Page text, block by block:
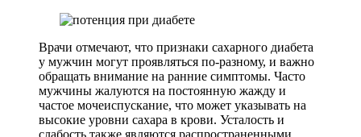
Врачи отмечают, что признаки сахарного диабета
у мужчин могут проявляться по-разному, и важно
обращать внимание на ранние симптомы. Часто
мужчины жалуются на постоянную жажду и
частое мочеиспускание, что может указывать на
высокие уровни сахара в крови. Усталость и
слабость также являются распространенными